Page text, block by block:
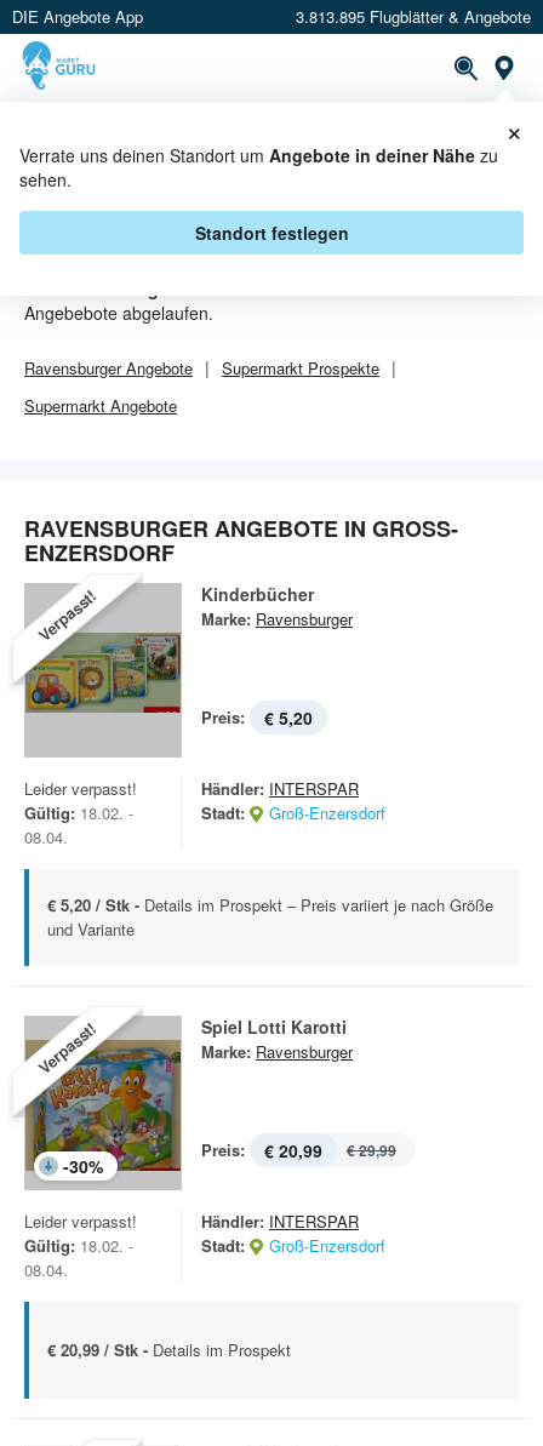
DIE Angebote App 3.813.895 Flugblätter & Angebote
Verrate uns deinen Standort um Angebote in deiner Nähe zu
sehen.
Standort festlegen
×
RAVENSBURGER ANGEBOTE IN
GROSS-ENZERSDORF
Angebebote abgelaufen.
RavensburgerAngebote Supermarkt Prospekte
Supermarkt Angebote
RAVENSBURGER ANGEBOTE IN GROSS-E
NZERSDORF
Verpasst! Kinderbücher
Marke: Ravensburger
Preis: € 5,20
Leider verpasst!
Gültig: 18.02. -
08.04.
Händler: INTERSPAR
Stadt:
Groß-Enzersdorf
€ 5,20 / Stk - Details im Prospekt – Preis variiert je nach Größe
und Variante
Verpasst!
-30%
Spiel Lotti Karotti
Marke: Ravensburger
Preis: € 20,99 € 29,99
Leider verpasst!
Gültig: 18.02. -
08.04.
Händler: INTERSPAR
Stadt:
Groß-Enzersdorf
€ 20,99 / Stk - Details im Prospekt